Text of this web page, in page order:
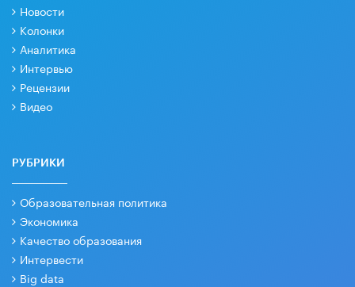
Новости
Колонки
Аналитика
Интервью
Рецензии
Видео
РУБРИКИ
Образовательная политика
Экономика
Качество образования
Интервести
Big data